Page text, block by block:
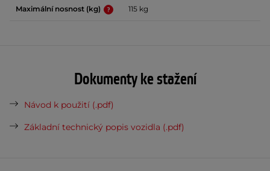
Maximální nosnost (kg) 115 kg
Dokumenty ke stažení
Návod k použití (.pdf)
Základní technický popis vozidla (.pdf)